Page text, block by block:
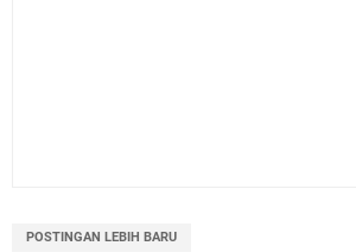
POSTINGAN LEBIH BARU